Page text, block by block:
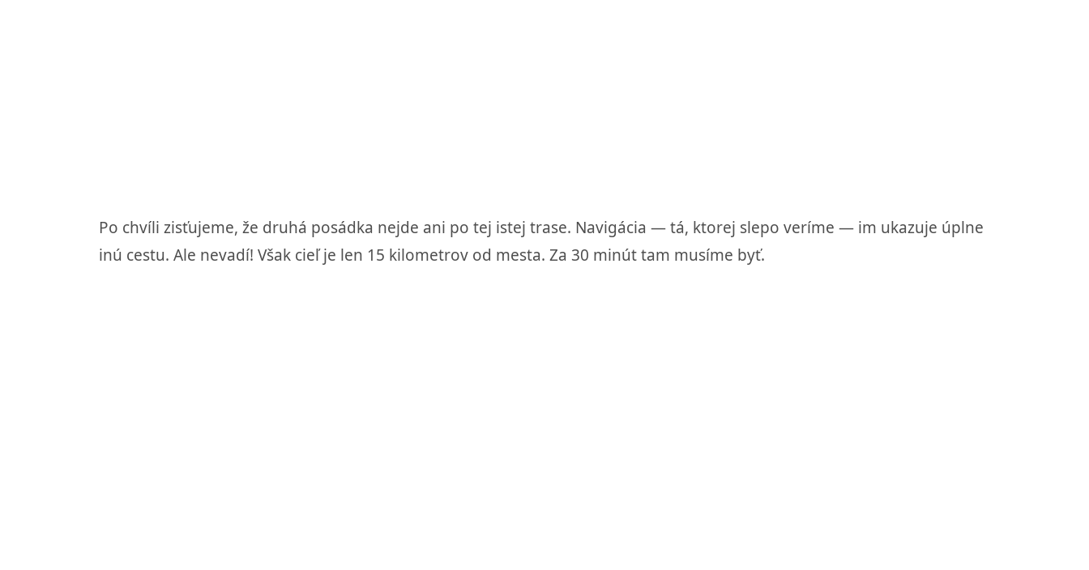
Po chvíli zisťujeme, že druhá posádka nejde ani po tej istej trase. Navigácia — tá, ktorej slepo veríme — im ukazuje úplne
inú cestu. Ale nevadí! Však cieľ je len 15 kilometrov od mesta. Za 30 minút tam musíme byť.